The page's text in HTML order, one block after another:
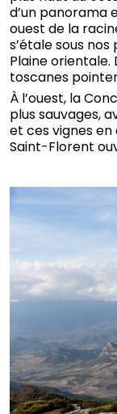
d’un panorama
ouest de la
s’étale sous nos
Plaine orientale.
toscanes
À l’ouest, la
plus sauvages,
et ces vignes
Saint-Florent